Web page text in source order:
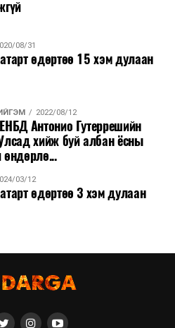
08/31
өдөртөө 15 хэм дулаан
2022/08/12
Антонио Гутеррешийн
хийж буй албан ёсны
03/12
өдөртөө 3 хэм дулаан